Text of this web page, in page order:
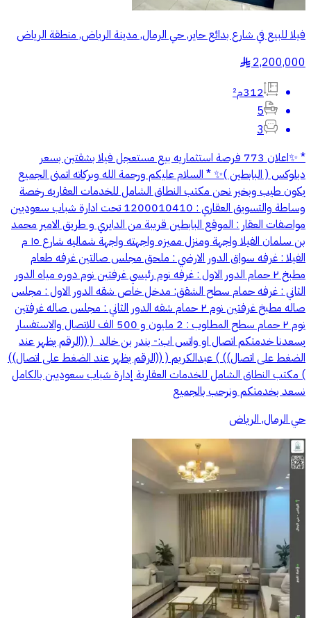
فيلا للبيع في شارع بدائع حاير, حي الرمال, مدينة الرياض, منطقة الرياض
2,200,000
§
312م²
5
3
* ✨اعلان 773 فرصة استثماريه بيع مستعجل فيلا بشقتين بسعر
دبلوكس ( البابطين )✨ * السلام عليكم ورحمة الله وبركاته اتمنى الجميع
يكون طيب وبخير نحن مكتب النطاق الشامل للخدمات العقاريه رخصة
وساطة والتسويق العقاري : 1200010410 تحت ادارة شباب سعوديين
‎مواصفات العقار : الموقع البابطين قريبة من الدايري و طريق الامير محمد
بن سلمان الفيلا واجهة ومنزل مميزه واجهته واجهة شماليه شارع ١٥ م
الفيلا : غرفه سواق الدور الارضي : ملحق مجلس صالتين غرفه طعام
مطبخ ٢ حمام الدور الاول : غرفه نوم رئيسي غرفتين نوم دوره مياه الدور
الثاني : غرفه حمام سطح الشقق: مدخل خاص شقه الدور الاول : مجلس
صاله مطبخ غرفتين نوم ٢ حمام شقه الدور الثاني : مجلس صاله غرفتين
نوم ٢ حمام سطح المطلوب : 2 مليون و 500 الف للاتصال والاستفسار
يسعدنا خدمتكم اتصال او واتس اب:- بندر بن خالد ‏ ( ((الرقم يظهر عند
الضغط على اتصال)) ) عبدالكريم ( ((الرقم يظهر عند الضغط على اتصال))
) مكتب النطاق الشامل للخدمات العقارية إدارة شباب سعوديين بالكامل
نسعد بخدمتكم ونرحب بالجميع
حي الرمال, الرياض